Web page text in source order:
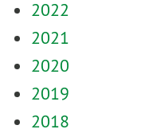
2022
2021
2020
2019
2018